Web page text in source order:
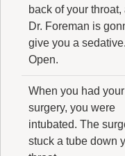
back of your throat,
Dr. Foreman is
give you a sedative.
Open.
When you had your
surgery, you were
intubated. The
stuck a tube down